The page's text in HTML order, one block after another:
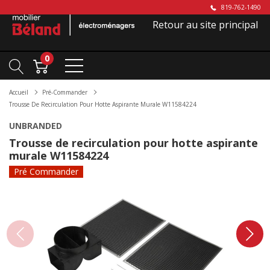
819-762-1490
Retour au site principal
0
Accueil
Pré-Commander
Trousse De Recirculation Pour Hotte Aspirante Murale W11584224
UNBRANDED
Trousse de recirculation pour hotte aspirante
murale W11584224
Pré Commander